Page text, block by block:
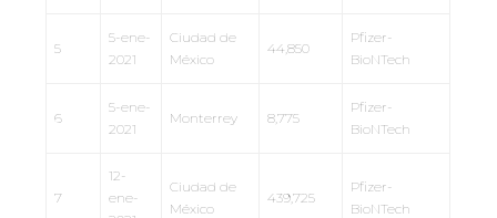
5
5-ene-
2021
Ciudad de
México
44,850
Pfizer-
BioNTech
6
5-ene-
2021
Monterrey 8,775
Pfizer-
BioNTech
7
12-
ene-
Ciudad de
México
439,725
Pfizer-
BioNTech